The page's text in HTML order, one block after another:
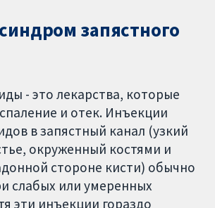
запястного
- это лекарства, которые
и отек. Инъекции
в запястный канал (узкий
окруженный костями и
стороне кисти) обычно
слабых или умеренных
эти инъекции гораздо